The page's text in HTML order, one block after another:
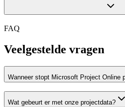
FAQ
Veelgestelde vragen
Wanneer stopt Microsoft Project Online
Wat gebeurt er met onze projectdata?